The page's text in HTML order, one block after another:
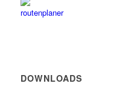
DOWNLOADS